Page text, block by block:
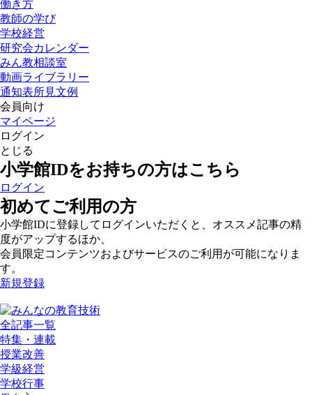
働き方
教師の学び
学校経営
研究会カレンダー
みん教相談室
動画ライブラリー
通知表所見文例
会員向け
マイページ
ログイン
とじる
小学館IDをお持ちの方はこちら
ログイン
初めてご利用の方
小学館IDに登録してログインいただくと、オススメ記事の精
度がアップするほか、
会員限定コンテンツおよびサービスのご利用が可能になりま
す。
新規登録
全記事一覧
特集・連載
授業改善
学級経営
学校行事